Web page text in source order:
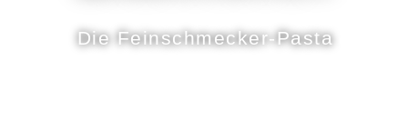
Die Feinschmecker-Pasta